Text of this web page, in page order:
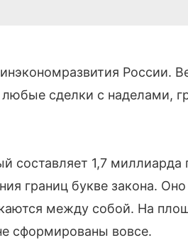
России.
любые сделки с наделами,
составляет 1,7 миллиарда
границ букве закона. Оно
между собой. На
сформированы вовсе.